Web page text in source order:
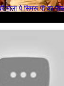
माला पे सिमरू पी का नाम